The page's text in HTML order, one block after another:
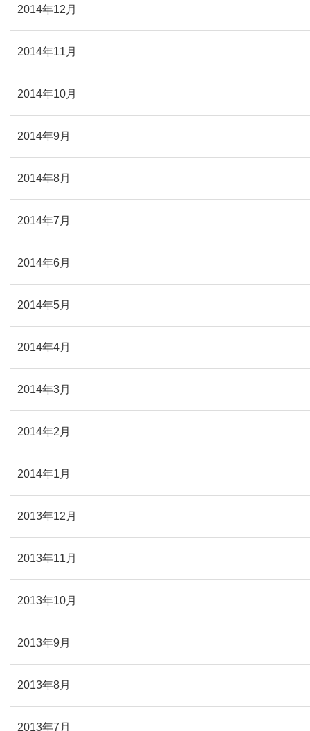
2014年12月
2014年11月
2014年10月
2014年9月
2014年8月
2014年7月
2014年6月
2014年5月
2014年4月
2014年3月
2014年2月
2014年1月
2013年12月
2013年11月
2013年10月
2013年9月
2013年8月
2013年7月